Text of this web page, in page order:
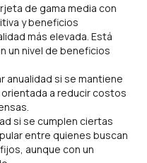
de gama media con
y beneficios
más elevada. Está
un nivel de beneficios
anualidad si se mantiene
a reducir costos
si se cumplen ciertas
entre quienes buscan
aunque con un